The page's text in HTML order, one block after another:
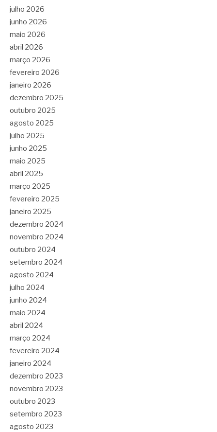
julho 2026
junho 2026
maio 2026
abril 2026
março 2026
fevereiro 2026
janeiro 2026
dezembro 2025
outubro 2025
agosto 2025
julho 2025
junho 2025
maio 2025
abril 2025
março 2025
fevereiro 2025
janeiro 2025
dezembro 2024
novembro 2024
outubro 2024
setembro 2024
agosto 2024
julho 2024
junho 2024
maio 2024
abril 2024
março 2024
fevereiro 2024
janeiro 2024
dezembro 2023
novembro 2023
outubro 2023
setembro 2023
agosto 2023